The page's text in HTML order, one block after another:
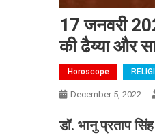
17 जनवरी
की ढैय्या और
Horoscope
December 5, 2022
डॉ. भानु प्रताप सिंह